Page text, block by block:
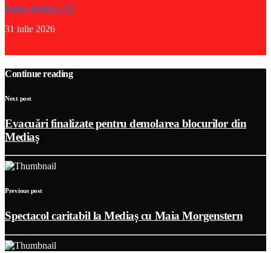
Radio Medias 725
31 iulie 2026
Continue reading
Next post
Evacuări finalizate pentru demolarea blocurilor din
Mediaș
Previous post
Spectacol caritabil la Mediaș cu Maia Morgenstern